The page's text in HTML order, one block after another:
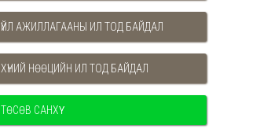
ҮЙЛ АЖИЛЛАГААНЫ ИЛ ТОД БАЙДАЛ
ХҮНИЙ НӨӨЦИЙН ИЛ ТОД БАЙДАЛ
ТӨСӨВ САНХҮҮ